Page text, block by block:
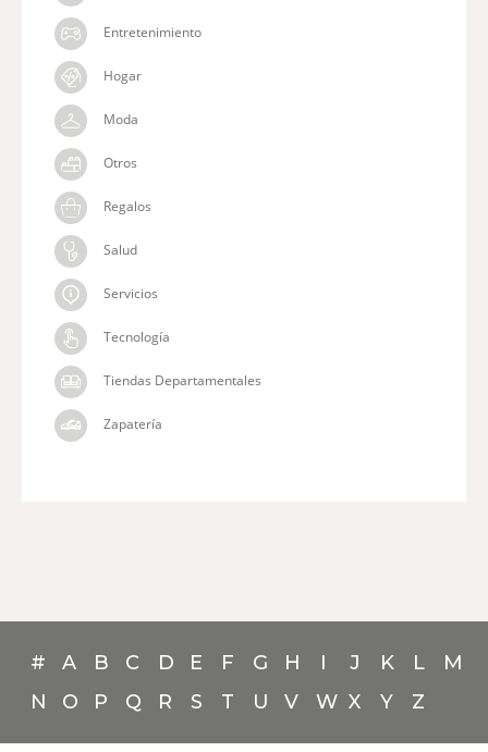
Entretenimiento
Hogar
Moda
Otros
Regalos
Salud
Servicios
Tecnología
Tiendas Departamentales
Zapatería
# A B C D E F G H I J K L
M
N
O P Q R S T U V W X Y Z